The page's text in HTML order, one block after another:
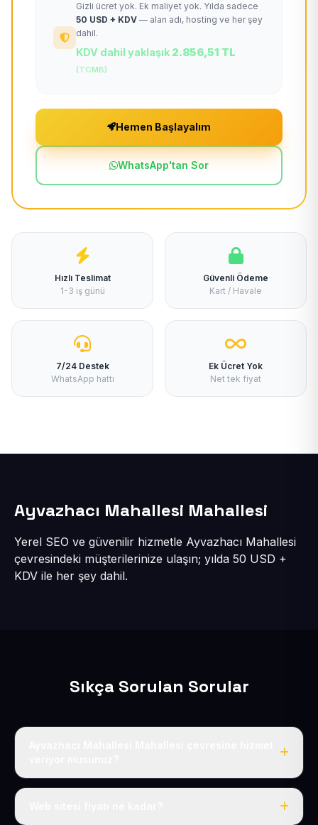
Gizli ücret yok. Ek maliyet yok. Yılda sadece
50 USD + KDV — alan adı, hosting ve her şey
dahil.
KDV dahil yaklaşık 2.856,51 TL
(TCMB)
Hemen Başlayalım
WhatsApp'tan Sor
Hızlı Teslimat
1-3 iş günü
Güvenli Ödeme
Kart / Havale
7/24 Destek
WhatsApp hattı
Ek Ücret Yok
Net tek fiyat
Ayvazhacı Mahallesi Mahallesi
Yerel SEO ve güvenilir hizmetle Ayvazhacı Mahallesi
çevresindeki müşterilerinize ulaşın; yılda 50 USD +
KDV ile her şey dahil.
Sıkça Sorulan Sorular
Evet, Ayvazhacı Mahallesi dahil tüm Develi ve Develi